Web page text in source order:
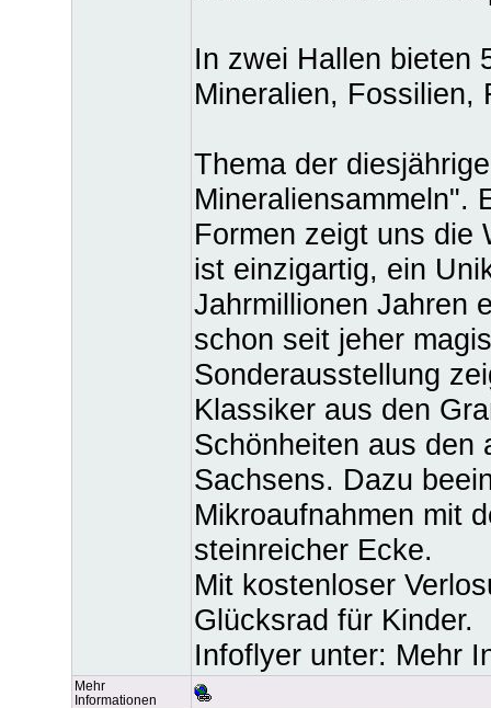
In zwei Hallen bieten
Mineralien, Fossilien,
Thema der
Mineraliensammeln".
Formen zeigt uns die
ist einzigartig, ein
Jahrmillionen Jahren
schon seit jeher
Sonderausstellung
Klassiker aus den
Schönheiten aus den
Sachsens. Dazu
Mikroaufnahmen mit
steinreicher Ecke.
Mit kostenloser
Glücksrad für Kinder.
Infoflyer unter: Mehr
Mehr
Informationen